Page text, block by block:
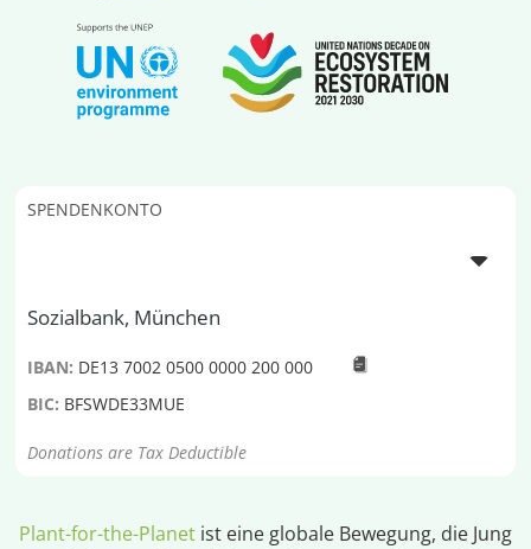
SPENDENKONTO
Sozialbank, München
IBAN: DE13 7002 0500 0000 200 000
BIC: BFSWDE33MUE
Donations are Tax Deductible
Plant-for-the-Planet ist eine globale Bewegung, die Jung